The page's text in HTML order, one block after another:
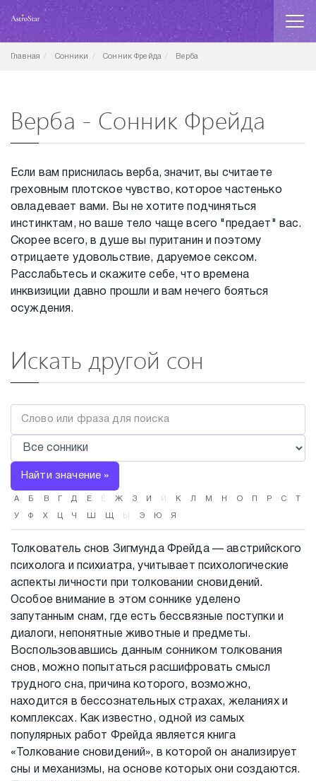
Главная Сонники Сонник Фрейда Верба
Верба - Сонник Фрейда
Если вам приснилась верба, значит, вы считаете
греховным плотское чувство, которое частенько
овладевает вами. Вы не хотите подчиняться
инстинктам, но ваше тело чаще всего "предает" вас.
Скорее всего, в душе вы пуританин и поэтому
отрицаете удовольствие, даруемое сексом.
Расслабьтесь и скажите себе, что времена
инквизиции давно прошли и вам нечего бояться
осуждения.
Искать другой сон
Найти значение »
А Б В Д Е Ё Ж З И Й К Л М Н О Р С
У Ф Х Ц Ч Ш Щ Ы Э Ю Я
Толкователь снов Зигмунда Фрейда — австрийского
психолога и психиатра, учитывает психологические
аспекты личности при толковании сновидений.
Особое внимание в этом соннике уделено
запутанным снам, где есть бессвязные поступки и
диалоги, непонятные животные и предметы.
Воспользовавшись данным сонником толкования
снов, можно попытаться расшифровать смысл
трудного сна, причина которого, возможно,
находится в бессознательных страхах, желаниях и
комплексах. Как известно, одной из самых
популярных работ Фрейда является книга
«Толкование сновидений», в которой он анализирует
сны и механизмы, на основе которых они создаются.